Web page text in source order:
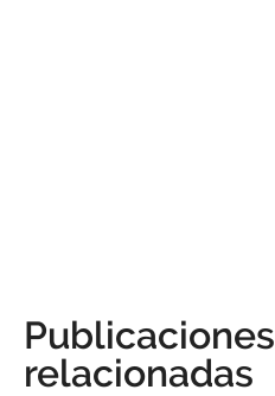
Publicaciones
relacionadas